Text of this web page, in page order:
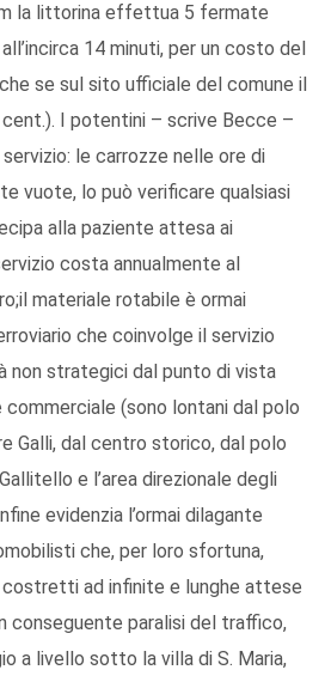
la littorina effettua 5 fermate
14 minuti, per un costo del
se sul sito ufficiale del comune il
I potentini – scrive Becce –
le carrozze nelle ore di
vuote, lo può verificare qualsiasi
alla paziente attesa ai
costa annualmente al
materiale rotabile è ormai
che coinvolge il servizio
non strategici dal punto di vista
(sono lontani dal polo
Galli, dal centro storico, dal polo
e l’area direzionale degli
evidenzia l’ormai dilagante
che, per loro sfortuna,
ad infinite e lunghe attese
conseguente paralisi del traffico,
a livello sotto la villa di S. Maria,